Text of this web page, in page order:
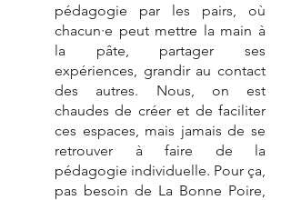
pédagogie par les pairs, où
chacun·e peut mettre la main à
la pâte, partager ses
expériences, grandir au contact
des autres. Nous, on est
chaudes de créer et de faciliter
ces espaces, mais jamais de se
retrouver à faire de la
pédagogie individuelle. Pour ça,
pas besoin de La Bonne Poire,